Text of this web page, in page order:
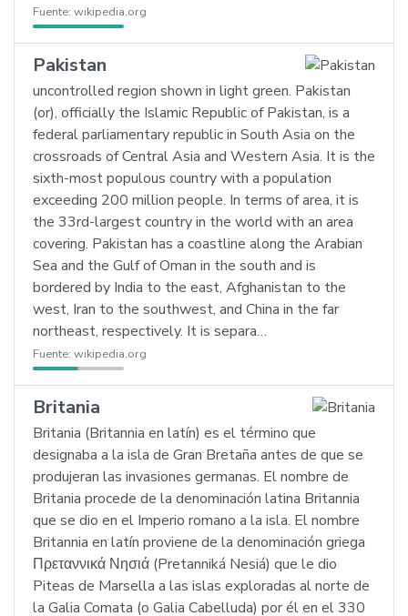
Fuente: wikipedia.org
Pakistan
uncontrolled region shown in light green. Pakistan
(or), officially the Islamic Republic of Pakistan, is a
federal parliamentary republic in South Asia on the
crossroads of Central Asia and Western Asia. It is the
sixth-most populous country with a population
exceeding 200 million people. In terms of area, it is
the 33rd-largest country in the world with an area
covering. Pakistan has a coastline along the Arabian
Sea and the Gulf of Oman in the south and is
bordered by India to the east, Afghanistan to the
west, Iran to the southwest, and China in the far
northeast, respectively. It is separa…
Fuente: wikipedia.org
Britania
Britania (Britannia en latín) es el término que
designaba a la isla de Gran Bretaña antes de que se
produjeran las invasiones germanas. El nombre de
Britania procede de la denominación latina Britannia
que se dio en el Imperio romano a la isla. El nombre
Britannia en latín proviene de la denominación griega
Πρεταννικά Νησιά (Pretanniká Nesiá) que le dio
Piteas de Marsella a las islas exploradas al norte de
la Galia Comata (o Galia Cabelluda) por él en el 330